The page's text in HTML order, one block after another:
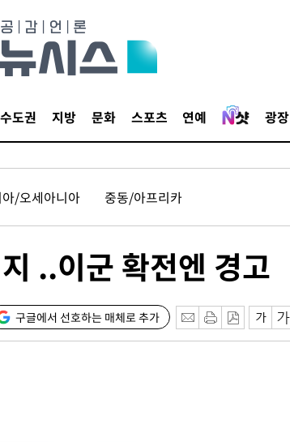
수도권 지방 문화 스포츠 연예 광장
/오세아니아 중동/아프리카
..이군 확전엔 경고
구글에서 선호하는 매체로 추가